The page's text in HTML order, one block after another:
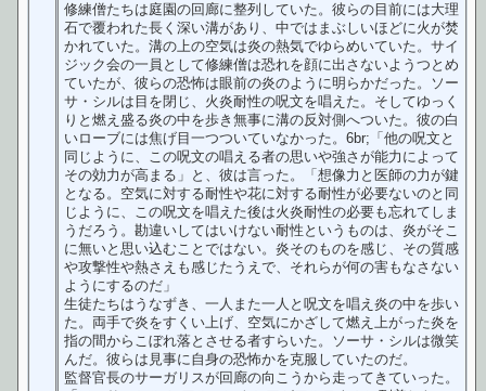
修練僧たちは庭園の回廊に整列していた。彼らの目前には大理
石で覆われた長く深い溝があり、中ではまぶしいほどに火が焚
かれていた。溝の上の空気は炎の熱気でゆらめいていた。サイ
ジック会の一員として修練僧は恐れを顔に出さないようつとめ
ていたが、彼らの恐怖は眼前の炎のように明らかだった。ソー
サ・シルは目を閉じ、火炎耐性の呪文を唱えた。そしてゆっく
りと燃え盛る炎の中を歩き無事に溝の反対側へついた。彼の白
いローブには焦げ目一つついていなかった。6br;「他の呪文と
同じように、この呪文の唱える者の思いや強さが能力によって
その効力が高まる」と、彼は言った。「想像力と医師の力が鍵
となる。空気に対する耐性や花に対する耐性が必要ないのと同
じように、この呪文を唱えた後は火炎耐性の必要も忘れてしま
うだろう。勘違いしてはいけない耐性というものは、炎がそこ
に無いと思い込むことではない。炎そのものを感じ、その質感
や攻撃性や熱さえも感じたうえで、それらが何の害もなさない
ようにするのだ」
生徒たちはうなずき、一人また一人と呪文を唱え炎の中を歩い
た。両手で炎をすくい上げ、空気にかざして燃え上がった炎を
指の間からこぼれ落とさせる者すらいた。ソーサ・シルは微笑
んだ。彼らは見事に自身の恐怖かを克服していたのだ。
監督官長のサーガリスが回廊の向こうから走ってきていった。